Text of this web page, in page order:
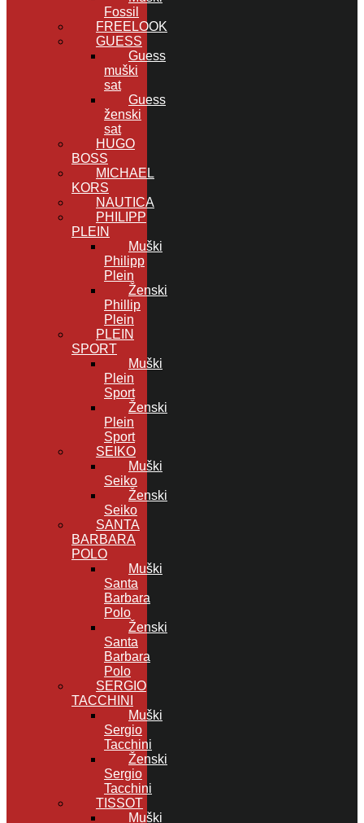
Fossil
FREELOOK
GUESS
Guess
muški
sat
Guess
ženski
sat
HUGO
BOSS
MICHAEL
KORS
NAUTICA
PHILIPP
PLEIN
Muški
Philipp
Plein
Ženski
Phillip
Plein
PLEIN
SPORT
Muški
Plein
Sport
Ženski
Plein
Sport
SEIKO
Muški
Seiko
Ženski
Seiko
SANTA
BARBARA
POLO
Muški
Santa
Barbara
Polo
Ženski
Santa
Barbara
Polo
SERGIO
TACCHINI
Muški
Sergio
Tacchini
Ženski
Sergio
Tacchini
TISSOT
Muški